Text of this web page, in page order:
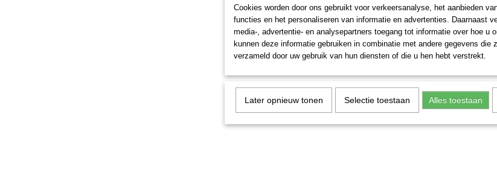
Cookies worden door ons gebruikt voor verkeersanalyse, het aanbieden
functies en het personaliseren van informatie en advertenties. Daarnaast
media-, advertentie- en analysepartners toegang tot informatie over hoe u
kunnen deze informatie gebruiken in combinatie met andere gegevens die
verzameld door uw gebruik van hun diensten of die u hen hebt verstrekt.
Later opnieuw tonen Selectie toestaan Alles toestaan